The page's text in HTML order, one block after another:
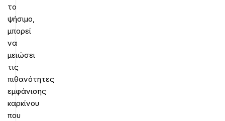
το
ψήσιμο,
μπορεί
να
μειώσει
τις
πιθανότητες
εμφάνισης
καρκίνου
που